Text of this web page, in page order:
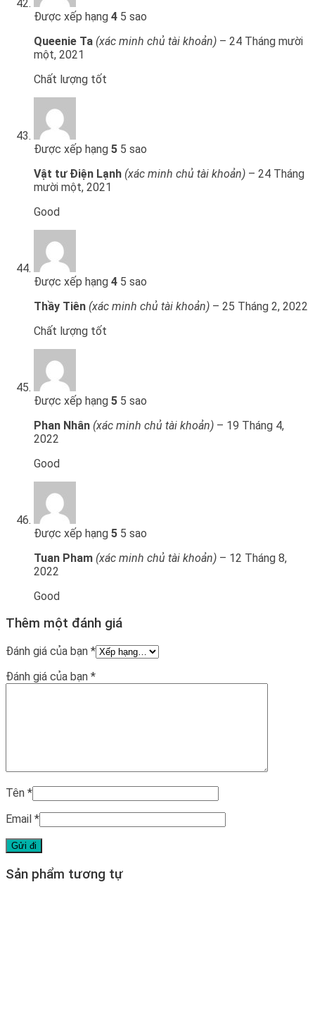
Được xếp hạng 4 5 sao
Queenie Ta (xác minh chủ tài khoản) – 24 Tháng mười
một, 2021
Chất lượng tốt
Được xếp hạng 5 5 sao
Vật tư Điện Lạnh (xác minh chủ tài khoản) – 24 Tháng
mười một, 2021
Good
Được xếp hạng 4 5 sao
Thầy Tiên (xác minh chủ tài khoản) – 25 Tháng 2, 2022
Chất lượng tốt
Được xếp hạng 5 5 sao
Phan Nhân (xác minh chủ tài khoản) – 19 Tháng 4,
2022
Good
Được xếp hạng 5 5 sao
Tuan Pham (xác minh chủ tài khoản) – 12 Tháng 8,
2022
Good
Thêm một đánh giá
Đánh giá của bạn *
Đánh giá của bạn *
Tên *
Email *
Sản phẩm tương tự